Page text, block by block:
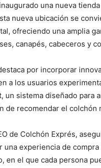
una nueva
nueva ubicación se
ofreciendo una amplia
canapés, cabeceros y
por incorporar
a los usuarios
un sistema diseñado para
de recomendar el colchón
de Colchón Exprés,
una experiencia de
en el que cada persona